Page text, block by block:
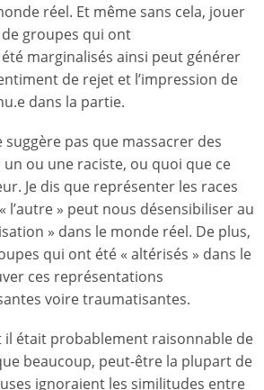
réel. Et même sans cela, jouer
groupes qui ont
marginalisés ainsi peut générer
de rejet et l’impression de
dans la partie.
suggère pas que massacrer des
ou une raciste, ou quoi que ce
Je dis que représenter les races
l’autre » peut nous désensibiliser au
» dans le monde réel. De plus,
qui ont été « altérisés » dans le
ces représentations
voire traumatisantes.
il était probablement raisonnable de
beaucoup, peut-être la plupart de
ignoraient les similitudes entre